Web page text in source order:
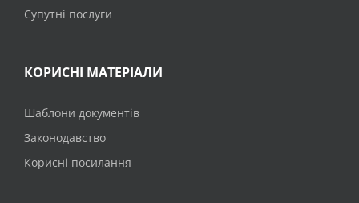
Супутні послуги
КОРИСНІ МАТЕРІАЛИ
Шаблони документів
Законодавство
Корисні посилання